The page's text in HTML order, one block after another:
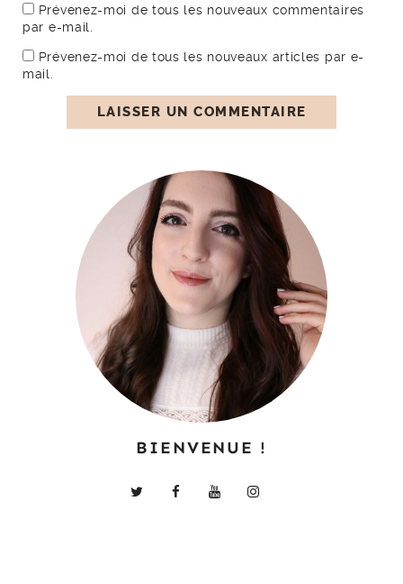
Prévenez-moi de tous les nouveaux commentaires
par e-mail.
Prévenez-moi de tous les nouveaux articles par e-
mail.
BIENVENUE !